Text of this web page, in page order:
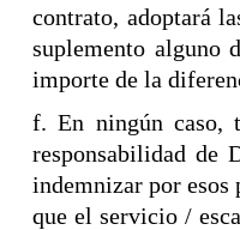
contrato, adoptará
suplemento alguno
importe de la
f. En ningún caso,
responsabilidad de
indemnizar por esos
que el servicio /